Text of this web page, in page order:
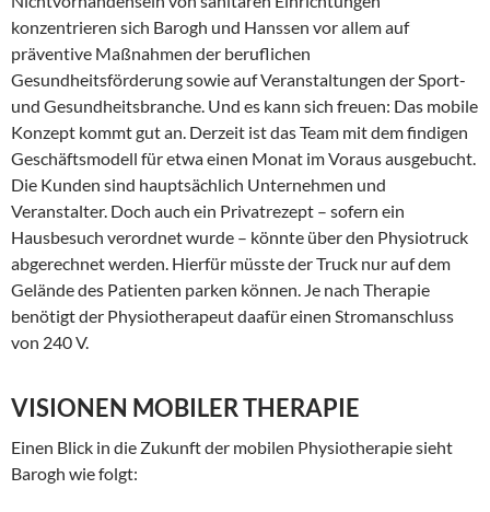
konzentrieren sich Barogh und Hanssen vor allem auf
präventive Maßnahmen der beruflichen
Gesundheitsförderung sowie auf Veranstaltungen der Sport-
und Gesundheitsbranche. Und es kann sich freuen: Das mobile
Konzept kommt gut an. Derzeit ist das Team mit dem findigen
Geschäftsmodell für etwa einen Monat im Voraus ausgebucht.
Die Kunden sind hauptsächlich Unternehmen und
Veranstalter. Doch auch ein Privatrezept – sofern ein
Hausbesuch verordnet wurde – könnte über den Physiotruck
abgerechnet werden. Hierfür müsste der Truck nur auf dem
Gelände des Patienten parken können. Je nach Therapie
benötigt der Physiotherapeut daafür einen Stromanschluss
von 240 V.
VISIONEN MOBILER THERAPIE
Einen Blick in die Zukunft der mobilen Physiotherapie sieht
Barogh wie folgt: